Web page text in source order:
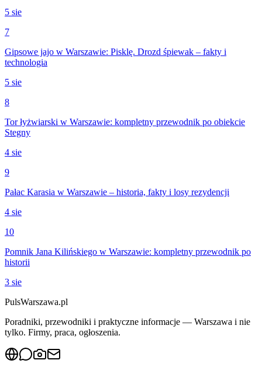
5 sie
7
Gipsowe jajo w Warszawie: Pisklę. Drozd śpiewak – fakty i
technologia
5 sie
8
Tor łyżwiarski w Warszawie: kompletny przewodnik po obiekcie
Stegny
4 sie
9
Pałac Karasia w Warszawie – historia, fakty i losy rezydencji
4 sie
10
Pomnik Jana Kilińskiego w Warszawie: kompletny przewodnik po
historii
3 sie
PulsWarszawa.pl
Poradniki, przewodniki i praktyczne informacje — Warszawa i nie
tylko. Firmy, praca, ogłoszenia.